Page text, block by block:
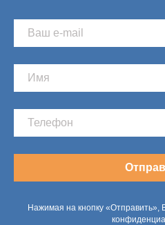
Нажимая на кнопку «Отправить»,